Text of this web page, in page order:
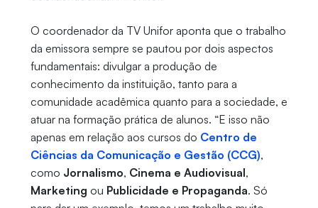
O coordenador da TV Unifor aponta que o trabalho
da emissora sempre se pautou por dois aspectos
fundamentais: divulgar a produção de
conhecimento da instituição, tanto para a
comunidade acadêmica quanto para a sociedade, e
atuar na formação prática de alunos. “E isso não
apenas em relação aos cursos do Centro de
Ciências da Comunicação e Gestão (CCG),
como Jornalismo, Cinema e Audiovisual,
Marketing ou Publicidade e Propaganda. Só